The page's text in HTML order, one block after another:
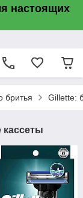
настоящих
бритья Gillette:
кассеты